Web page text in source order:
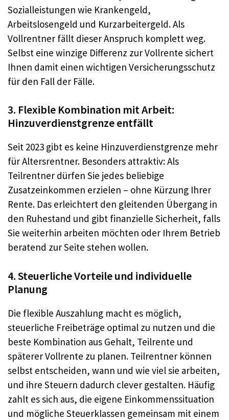
Sozialleistungen wie Krankengeld,
Arbeitslosengeld und Kurzarbeitergeld. Als
Vollrentner fällt dieser Anspruch komplett weg.
Selbst eine winzige Differenz zur Vollrente sichert
Ihnen damit einen wichtigen Versicherungsschutz
für den Fall der Fälle.
3. Flexible Kombination mit Arbeit:
Hinzuverdienstgrenze entfällt
Seit 2023 gibt es keine Hinzuverdienstgrenze mehr
für Altersrentner. Besonders attraktiv: Als
Teilrentner dürfen Sie jedes beliebige
Zusatzeinkommen erzielen – ohne Kürzung Ihrer
Rente. Das erleichtert den gleitenden Übergang in
den Ruhestand und gibt finanzielle Sicherheit, falls
Sie weiterhin arbeiten möchten oder Ihrem Betrieb
beratend zur Seite stehen wollen.
4. Steuerliche Vorteile und individuelle
Planung
Die flexible Auszahlung macht es möglich,
steuerliche Freibeträge optimal zu nutzen und die
beste Kombination aus Gehalt, Teilrente und
späterer Vollrente zu planen. Teilrentner können
selbst entscheiden, wann und wie viel sie arbeiten,
und ihre Steuern dadurch clever gestalten. Häufig
zahlt es sich aus, die eigene Einkommenssituation
und mögliche Steuerklassen gemeinsam mit einem